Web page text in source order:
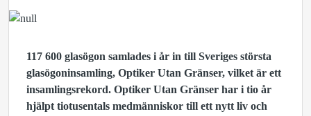
117 600 glasögon samlades i år in till Sveriges största
glasögoninsamling, Optiker Utan Gränser, vilket är ett
insamlingsrekord. Optiker Utan Gränser har i tio år
hjälpt tiotusentals medmänniskor till ett nytt liv och